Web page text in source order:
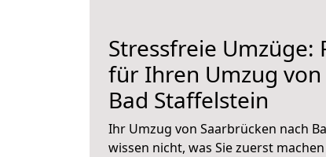
Stressfreie Umzüge:
für Ihren Umzug
Bad Staffelstein
Ihr Umzug von Saarbrücken nach
wissen nicht, was Sie zuerst